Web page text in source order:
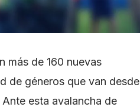
más de 160 nuevas
de géneros que van desde
esta avalancha de